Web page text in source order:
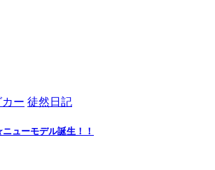
ー 徒然日記
ューモデル誕生！！